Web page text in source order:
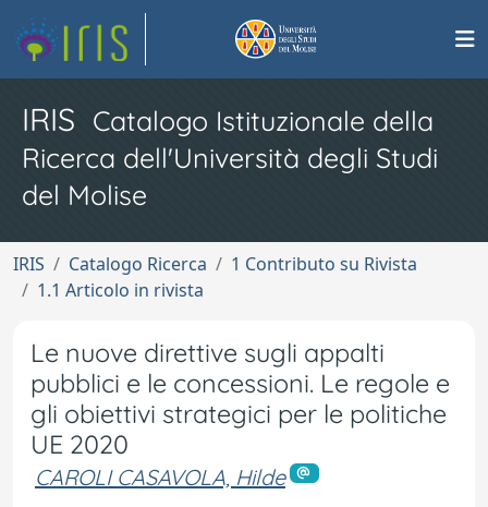
IRIS Catalogo Istituzionale della
Ricerca dell'Università degli Studi
del Molise
IRIS Catalogo Ricerca
1 Contributo su Rivista
1.1 Articolo in rivista
Le nuove direttive sugli appalti
pubblici e le concessioni. Le regole e
gli obiettivi strategici per le politiche
UE 2020
CAROLI CASAVOLA, Hilde